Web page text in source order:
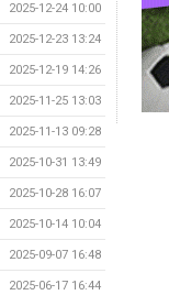
2025-12-24 10:00
2025-12-23 13:24
2025-12-19 14:26
2025-11-25 13:03
2025-11-13 09:28
2025-10-31 13:49
2025-10-28 16:07
2025-10-14 10:04
2025-09-07 16:48
2025-06-17 16:44